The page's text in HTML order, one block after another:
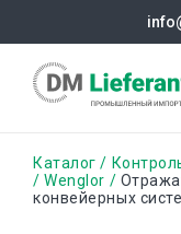
основному
Строка
Каталог
Wenglor
конвейерных